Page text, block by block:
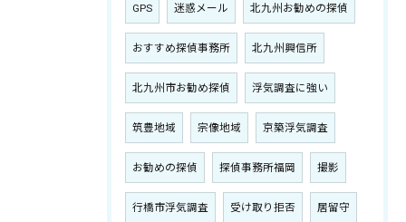
GPS 迷惑メール 北九州お勧めの探偵
おすすめ探偵事務所 北九州興信所
北九州市お勧め探偵 浮気調査に強い
筑豊地域 宗像地域 京築浮気調査
お勧めの探偵 探偵事務所福岡 撮影
行橋市浮気調査 受け取り拒否 居留守